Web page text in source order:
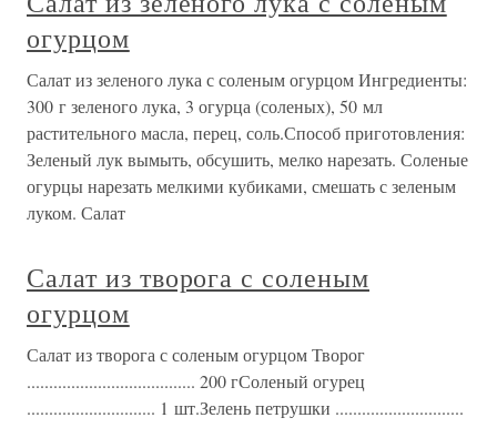
огурцом
Салат из зеленого лука с соленым огурцом Ингредиенты:
300 г зеленого лука, 3 огурца (соленых), 50 мл
растительного масла, перец, соль.Способ приготовления:
Зеленый лук вымыть, обсушить, мелко нарезать. Соленые
огурцы нарезать мелкими кубиками, смешать с зеленым
луком. Салат
Салат из творога с соленым
огурцом
Салат из творога с соленым огурцом Творог
...................................... 200 гСоленый огурец
............................. 1 шт.Зелень петрушки .............................